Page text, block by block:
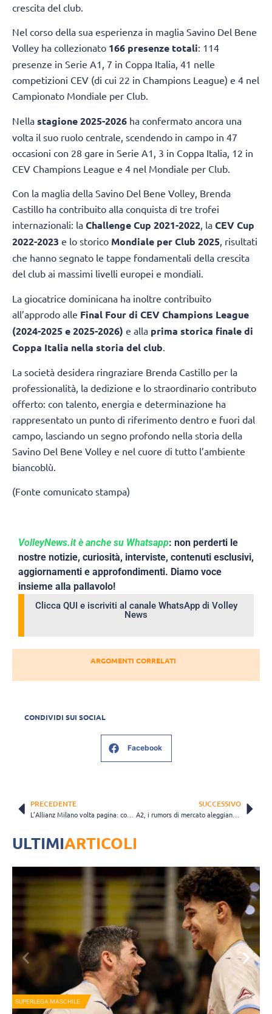
crescita del club.
Nel corso della sua esperienza in maglia Savino Del Bene
Volley ha collezionato 166 presenze totali: 114
presenze in Serie A1, 7 in Coppa Italia, 41 nelle
competizioni CEV (di cui 22 in Champions League) e 4 nel
Campionato Mondiale per Club.
Nella stagione 2025-2026 ha confermato ancora una
volta il suo ruolo centrale, scendendo in campo in 47
occasioni con 28 gare in Serie A1, 3 in Coppa Italia, 12 in
CEV Champions League e 4 nel Mondiale per Club.
Con la maglia della Savino Del Bene Volley, Brenda
Castillo ha contribuito alla conquista di tre trofei
internazionali: la Challenge Cup 2021-2022, la CEV Cup
2022-2023 e lo storico Mondiale per Club 2025, risultati
che hanno segnato le tappe fondamentali della crescita
del club ai massimi livelli europei e mondiali.
La giocatrice dominicana ha inoltre contribuito
all’approdo alle Final Four di CEV Champions League
(2024-2025 e 2025-2026) e alla prima storica finale di
Coppa Italia nella storia del club
La società desidera ringraziare Brenda Castillo per la
professionalità, la dedizione e lo straordinario contributo
offerto: con talento, energia e determinazione ha
rappresentato un punto di riferimento dentro e fuori dal
campo, lasciando un segno profondo nella storia della
Savino Del Bene Volley e nel cuore di tutto l’ambiente
biancoblù.
(Fonte comunicato stampa)
VolleyNews.it è anche su Whatsapp: non perderti le
nostre notizie, curiosità, interviste, contenuti esclusivi,
aggiornamenti e approfondimenti. Diamo voce
insieme alla pallavolo!
Clicca QUI e iscriviti al canale WhatsApp di Volley
News
ARGOMENTI CORRELATI
CONDIVIDI SUI SOCIAL
Facebook
PRECEDENTE SUCCESSIVO
A2, i rumors di mercato aleggiano sulla finale promozione: l’ABBA Pineto non ci sta
ULTIMIARTICOLI
SUPERLEGA MASCHILE